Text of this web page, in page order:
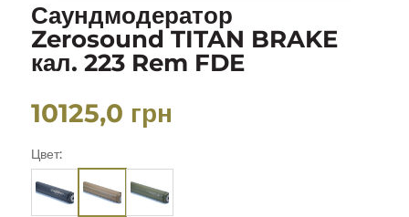
Саундмодератор
Zerosound TITAN BRAKE
кал. 223 Rem FDE
10125,0 грн
Цвет: